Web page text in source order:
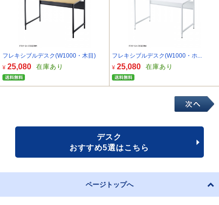
フレキシブルデスク(W1000・木目)
¥ 25,080 在庫あり
フレキシブルデスク(W1000・ホ...
¥ 25,080 在庫あり
デスク
おすすめ5選はこちら
ページトップへ